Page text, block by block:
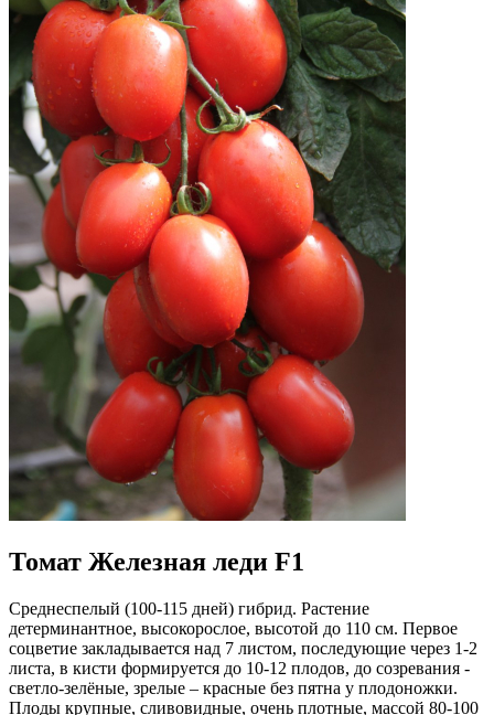
Томат Железная леди F1
Среднеспелый (100-115 дней) гибрид. Растение
детерминантное, высокорослое, высотой до 110 см. Первое
соцветие закладывается над 7 листом, последующие через 1-2
листа, в кисти формируется до 10-12 плодов, до созревания -
светло-зелёные, зрелые – красные без пятна у плодоножки.
Плоды крупные, сливовидные, очень плотные, массой 80-100